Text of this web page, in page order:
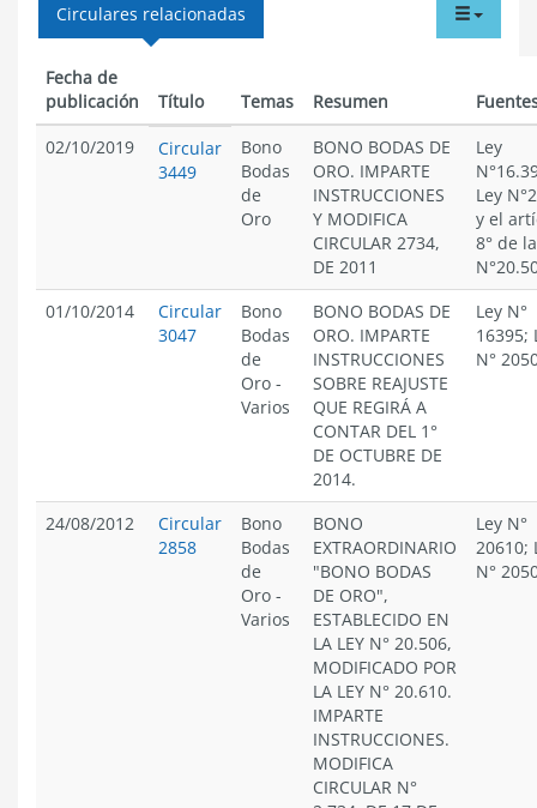
menu
Circulares relacionadas
Fecha de
publicación
Título Temas Resumen
02/10/2019
Circular
3449
Bono
Bodas
de
Oro
BONO BODAS DE
ORO. IMPARTE
INSTRUCCIONES
Y MODIFICA
CIRCULAR 2734,
DE 2011
Ley
Ley
y el
8° de
01/10/2014
Circular
3047
Bono
Bodas
de
Oro -
Varios
BONO BODAS DE
ORO. IMPARTE
INSTRUCCIONES
SOBRE REAJUSTE
QUE REGIRÁ A
CONTAR DEL 1°
DE OCTUBRE DE
2014.
Ley N°
16395;
N°
24/08/2012
Circular
2858
Bono
Bodas
de
Oro -
Varios
BONO
EXTRAORDINARIO
"BONO BODAS
DE ORO",
ESTABLECIDO EN
LA LEY N° 20.506,
MODIFICADO POR
LA LEY N° 20.610.
IMPARTE
INSTRUCCIONES.
MODIFICA
CIRCULAR N°
Ley N°
20610;
N°